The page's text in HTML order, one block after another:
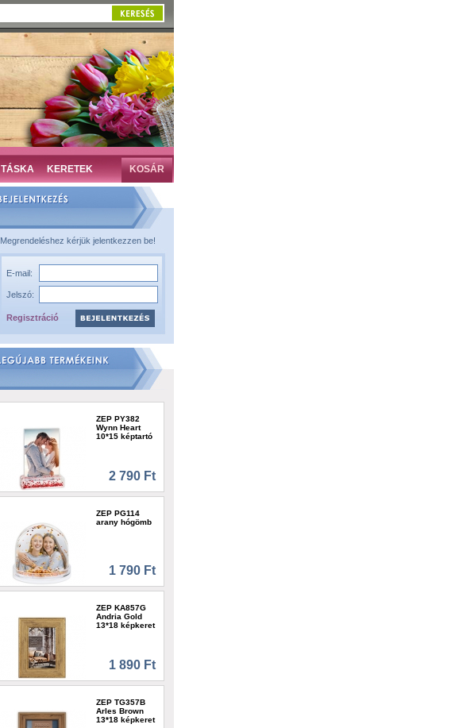
TÁSKA KERETEK KOSÁR
Megrendeléshez kérjük jelentkezzen be!
E-mail:
Jelszó:
Regisztráció
ZEP PY382
Wynn Heart
10*15 képtartó
2 790 Ft
ZEP PG114
arany hógömb
1 790 Ft
ZEP KA857G
Andria Gold
13*18 képkeret
1 890 Ft
ZEP TG357B
Arles Brown
13*18 képkeret